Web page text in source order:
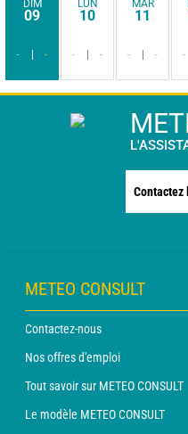
DIM
09
- -
LUN
10
- -
MAR
11
- - -
METEO CONSULT
Contactez-nous
Nos offres d'emploi
Tout savoir sur METEO CONSULT
Le modèle METEO CONSULT